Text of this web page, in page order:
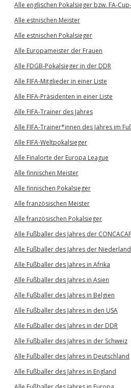
Alle englischen Pokalsieger bzw. FA-
Alle estnischen Meister
Alle estnischen Pokalsieger
Alle Europameister der Frauen
Alle FDGB-Pokalsieger in der DDR
Alle FIFA-Mitglieder in einer Liste
Alle FIFA-Präsidenten in einer Liste
Alle FIFA-Trainer des Jahres
Alle FIFA-Trainer*innen des Jahres im
Alle FIFA-Weltpokalsieger
Alle Finalorte der Europa League
Alle finnischen Meister
Alle finnischen Pokalsieger
Alle französischen Meister
Alle französischen Pokalsieger
Alle Fußballer des Jahres der CONCACAF
Alle Fußballer des Jahres der
Alle Fußballer des Jahres in Afrika
Alle Fußballer des Jahres in Asien
Alle Fußballer des Jahres in Belgien
Alle Fußballer des Jahres in den USA
Alle Fußballer des Jahres in der DDR
Alle Fußballer des Jahres in der Schweiz
Alle Fußballer des Jahres in Deutschland
Alle Fußballer des Jahres in England